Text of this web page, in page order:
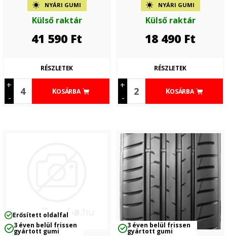
NYÁRI GUMI
Külső raktár
41 590 Ft
+
-
KOSÁRBA
RÉSZLETEK
NYÁRI GUMI
Külső raktár
18 490 Ft
+
-
KOSÁRBA
RÉSZLETEK
Erősített oldalfal
3 éven belül frissen
gyártott gumi
3 éven belül frissen
gyártott gumi